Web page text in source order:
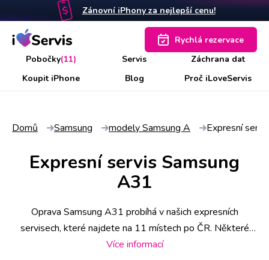
Zánovní iPhony za nejlepší cenu!
Pobočky(11) Servis
Záchrana dat
Koupit iPhone
Blog Proč iLoveServis
Rychlá rezervace
Domů Samsung modely Samsung A Expresní
Expresní servis Samsung
A31
Oprava Samsung A31 probíhá v našich expresních
servisech, které najdete na 11 místech po ČR. Některé
úkony stihneme už do 30 minut, náročnější však zaberou i
Více informací